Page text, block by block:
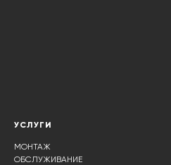
УСЛУГИ
МОНТАЖ
ОБСЛУЖИВАНИЕ